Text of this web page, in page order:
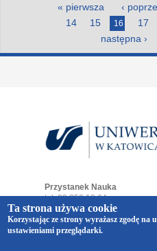
« pierwsza ‹
14
15 16 17
następna ›
Przystanek Nauka
tel. 32 359 19 64
e-mail:
ul. Bankowa 12
40-007 Katowice
Ta strona używa cookie
Korzystając ze strony wyrażasz zgodę na
ustawieniami przeglądarki.